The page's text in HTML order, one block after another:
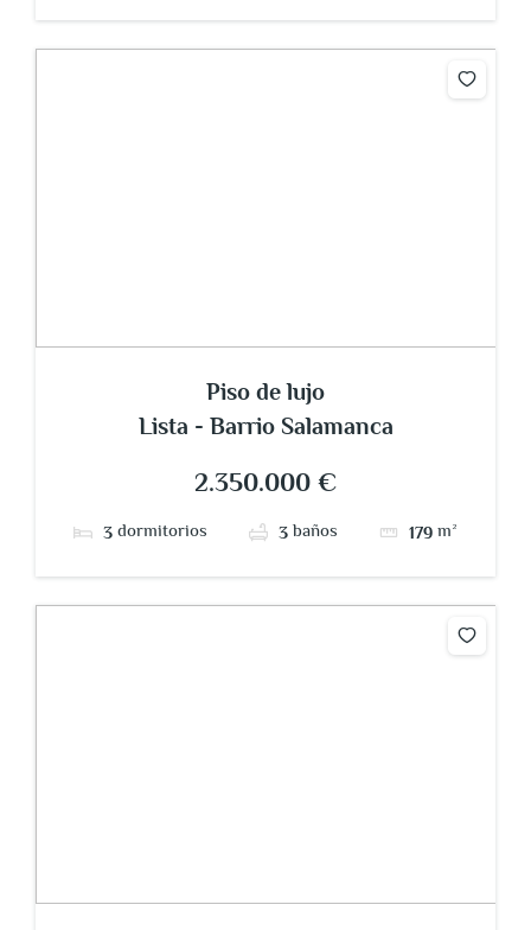
Piso de lujo
Lista - Barrio Salamanca
2.350.000 €
3 dormitorios 3 baños 179m²